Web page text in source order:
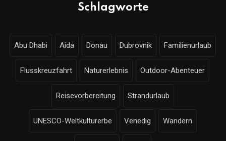
Schlagworte
Abu Dhabi Aida Donau Dubrovnik Familienurlaub
Flusskreuzfahrt Naturerlebnis Outdoor-Abenteuer
Reisevorbereitung Strandurlaub
UNESCO-Weltkulturerbe Venedig Wandern